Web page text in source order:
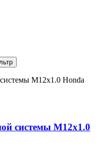
системы М12х1.0